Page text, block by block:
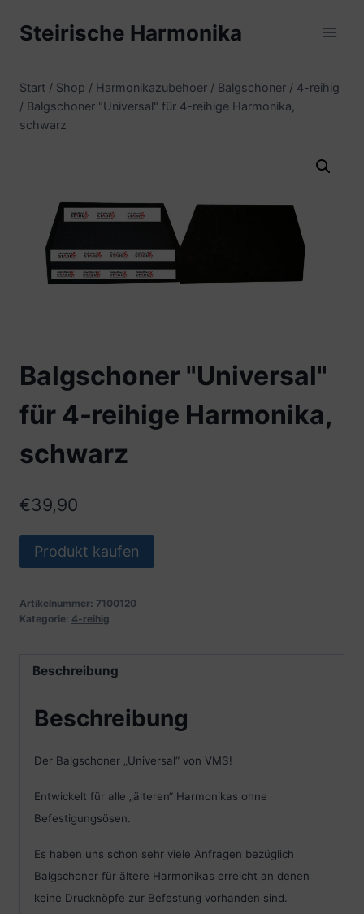
InhaltSteirische Harmonika
Start / Shop / Harmonikazubehoer / Balgschoner / 4-reihig
/ Balgschoner "Universal" für 4-reihige Harmonika,
schwarz
Balgschoner "Universal"
für 4-reihige Harmonika,
schwarz
€39,90
Produkt kaufen
Artikelnummer: 7100120
Kategorie: 4-reihig
Beschreibung
Beschreibung
Der Balgschoner „Universal“ von VMS!
Entwickelt für alle „älteren“ Harmonikas ohne
Befestigungsösen.
Es haben uns schon sehr viele Anfragen bezüglich
Balgschoner für ältere Harmonikas erreicht an denen
keine Drucknöpfe zur Befestung vorhanden sind.